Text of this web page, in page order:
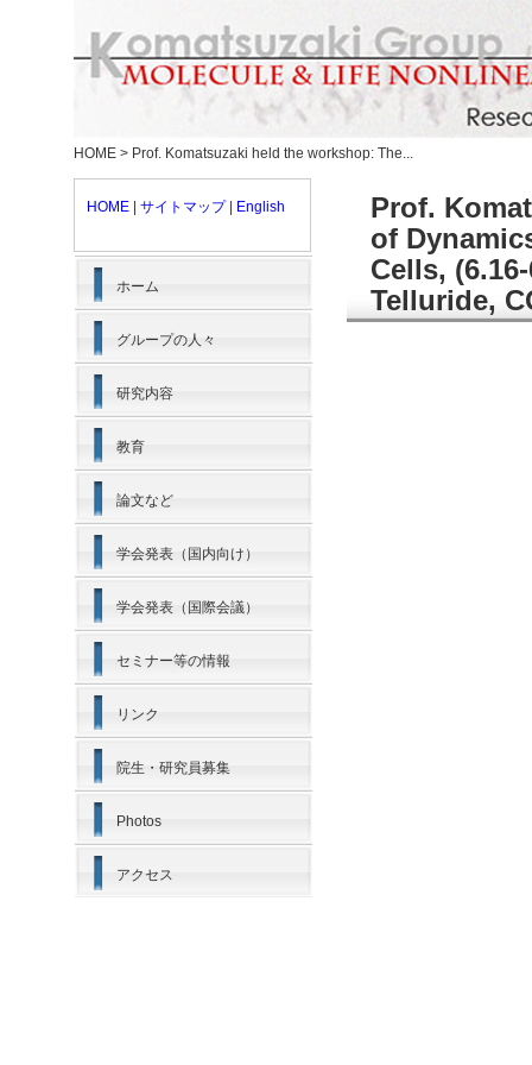
HOME > Prof. Komatsuzaki held the workshop: The...
HOME サイトマップ| English
ホーム
グループの人々
研究内容
教育
論文など
学会発表（国内向け）
学会発表（国際会議）
セミナー等の情報
リンク
院生・研究員募集
Photos
アクセス
Prof.
of
Cells,
Telluride,